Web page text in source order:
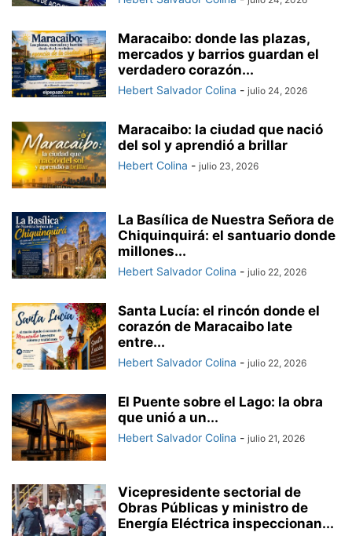
Maracaibo: donde las plazas,
mercados y barrios guardan el
verdadero corazón...
Hebert Salvador Colina - julio 24, 2026
Maracaibo: la ciudad que nació
del sol y aprendió a brillar
Hebert Colina - julio 23, 2026
La Basílica de Nuestra Señora de
Chiquinquirá: el santuario donde
millones...
Hebert Salvador Colina - julio 22, 2026
Santa Lucía: el rincón donde el
corazón de Maracaibo late
entre...
Hebert Salvador Colina - julio 22, 2026
El Puente sobre el Lago: la obra
que unió a un...
Hebert Salvador Colina - julio 21, 2026
Vicepresidente sectorial de
Obras Públicas y ministro de
Energía Eléctrica inspeccionan...